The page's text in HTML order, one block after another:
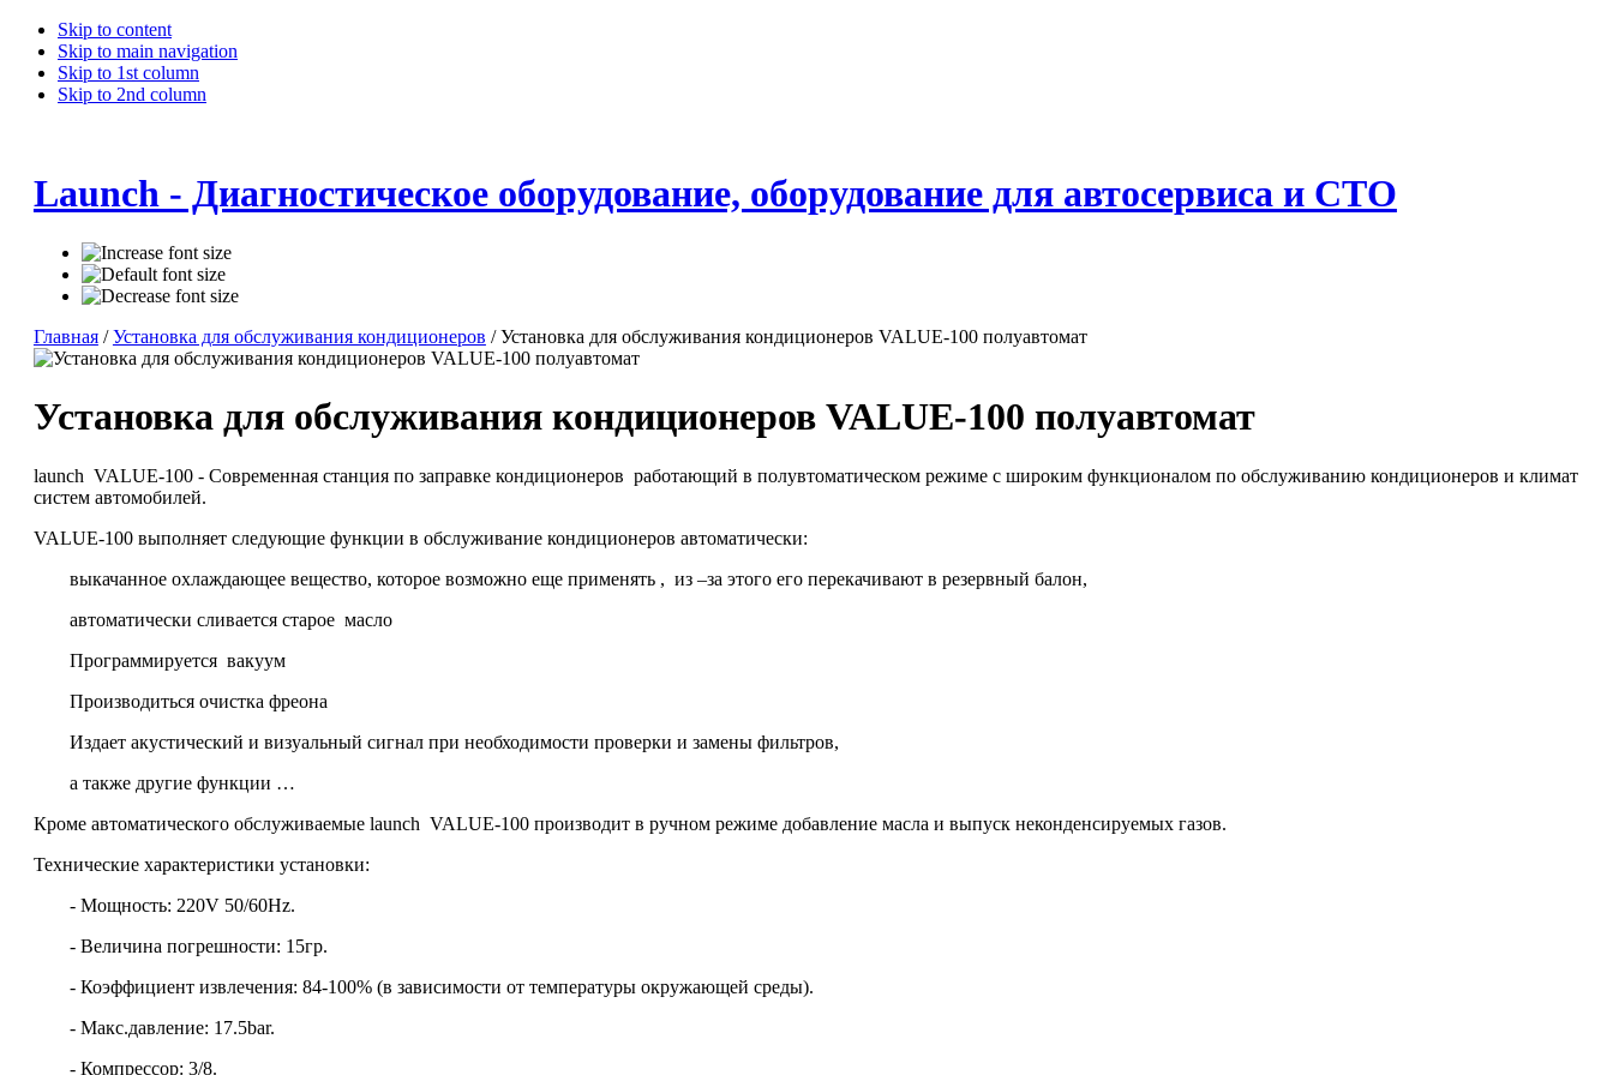
Skip to content
Skip to main navigation
Skip to 1st column
Skip to 2nd column
Launch - Диагностическое оборудование, оборудование для автосервиса и СТО
Главная/Установка для обслуживания кондиционеров / Установка для обслуживания кондиционеров VALUE-100 полуавтомат
Установка для обслуживания кондиционеров VALUE-100 полуавтомат
launch VALUE-100 - Современная станция по заправке кондиционеров работающий в полувтоматическом режиме с широким функционалом по обслуживанию кондиционеров и климат
систем автомобилей.
VALUE-100 выполняет следующие функции в обслуживание кондиционеров автоматически:
выкачанное охлаждающее вещество, которое возможно еще применять , из –за этого его перекачивают в резервный балон,
автоматически сливается старое масло
Программируется вакуум
Производиться очистка фреона
Издает акустический и визуальный сигнал при необходимости проверки и замены фильтров,
а также другие функции …
Кроме автоматического обслуживаемые launch VALUE-100 производит в ручном режиме добавление масла и выпуск неконденсируемых газов.
Технические характеристики установки:
- Мощность: 220V 50/60Hz.
- Величина погрешности: 15гр.
- Коэффициент извлечения: 84-100% (в зависимости от температуры окружающей среды).
- Макс.давление: 17.5bar.
- Компрессор: 3/8.